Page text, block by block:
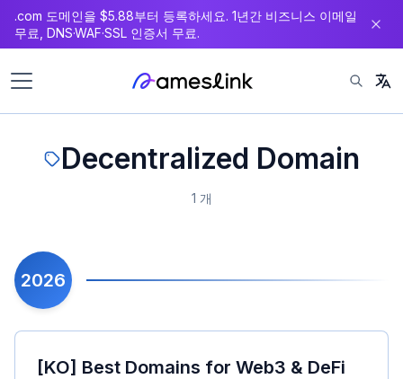
츠
로
동
.com 도메인을 $5.88부터 등록하세요. 1년간 비즈니스 이메일
무료, DNS·WAF·SSL 인증서 무료.
Decentralized Domain
1 개
2026
[KO] Best Domains for Web3 & DeFi